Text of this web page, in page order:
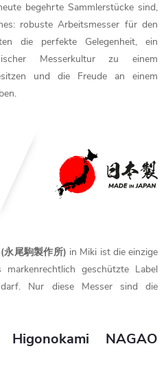
begehrte Sammlerstücke sind,
robuste Arbeitsmesser für den
die perfekte Gelegenheit, ein
Messerkultur zu einem
und die Freude an einem
永尾駒製作所) in Miki ist die einzige
geschützte Label
darf. Nur diese Messer sind die
Higonokami NAGAO